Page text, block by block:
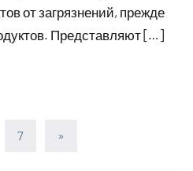
от загрязнений, прежде
Представляют […]
7
Следующие
»